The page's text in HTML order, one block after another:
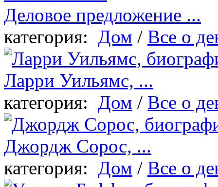
Деловое предложение ...
категория: Дом / Все о
Ларри Уильямс, ...
категория: Дом / Все о
Джордж Сорос, ...
категория: Дом / Все о